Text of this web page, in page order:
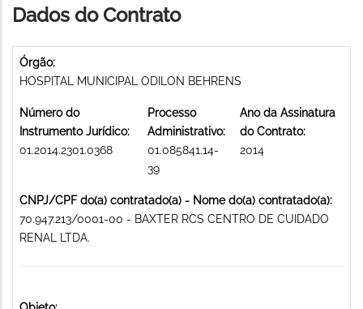
Dados do Contrato
Órgão:
HOSPITAL MUNICIPAL ODILON BEHRENS
Número do
Instrumento Jurídico:
01.2014.2301.0368
Processo
Administrativo:
01.085841.14-
39
Ano da Assinatura
do Contrato:
2014
CNPJ/CPF do(a) contratado(a) - Nome do(a) contratado(a):
70.947.213/0001-00 - BAXTER RCS CENTRO DE CUIDADO
RENAL LTDA.